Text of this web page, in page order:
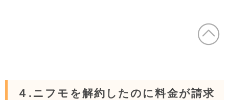
４.ニフモを解約したのに料金が請求